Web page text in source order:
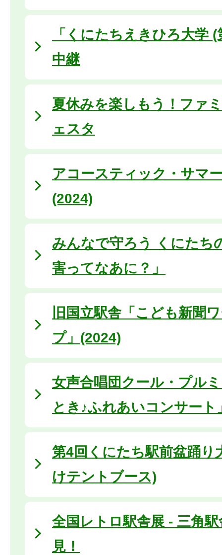
「くにたちえきひろ大学
中継
夏休みを楽しもう！ファ
ェスタ
アコースティック・サマ
(2024)
みんなで守ろう くにたち
害ってなあに？」
旧国立駅舎「こども新聞
プ」(2024)
女声合唱団クール・プル
とき♪ふれあいコンサート
第4回くにたち駅前盆踊り
けテントブース)
全国レトロ駅舎展 - 三角
見！